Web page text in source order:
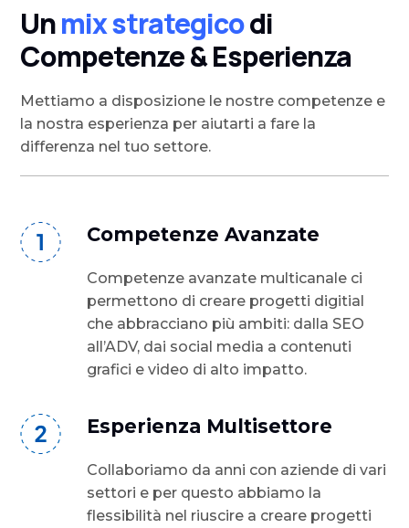
Unmix strategicodi
Competenze & Esperienza
Mettiamo a disposizione le nostre competenze e
la nostra esperienza per aiutarti a fare la
differenza nel tuo settore.
Competenze Avanzate
Competenze avanzate multicanale ci
permettono di creare progetti digitial
che abbracciano più ambiti: dalla SEO
all’ADV, dai social media a contenuti
grafici e video di alto impatto.
Esperienza Multisettore
Collaboriamo da anni con aziende di vari
settori e per questo abbiamo la
flessibilità nel riuscire a creare progetti